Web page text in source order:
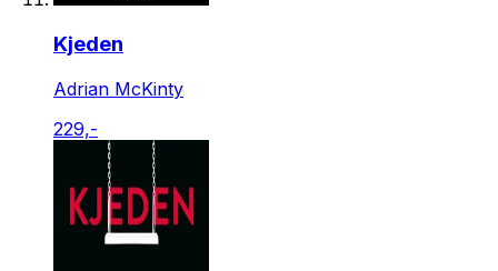
Kjeden
Adrian McKinty
229,-